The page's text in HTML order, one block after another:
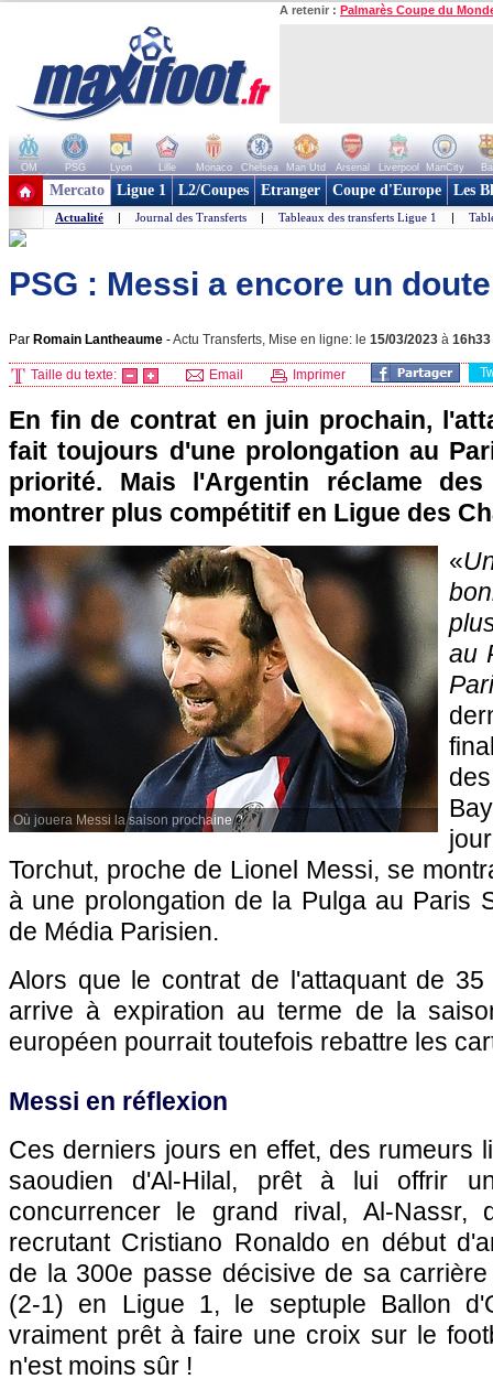
A retenir : Palmarès Coupe du
OM PSG Lyon Lille Monaco Chelsea Man Utd Arsenal Liverpool ManCity
+ de clubs
Mercato Ligue 1 L2/Coupes Etranger Coupe d'Europe Les
Actualité | Journal des Transferts | Tableaux des transferts Ligue 1 |
PSG : Messi a encore un
Par Romain Lantheaume -Actu Transferts, Mise en ligne: le 15/03/2023 à 16h33
Taille du texte: Email Imprimer
En fin de contrat en juin prochain,
fait toujours d'une prolongation au
priorité. Mais l'Argentin réclame
montrer plus compétitif en Ligue des
Où jouera Messi la saison prochaine ?
«
au
Torchut, proche de Lionel Messi, se
à une prolongation de la Pulga au Paris
de Média Parisien.
Alors que le contrat de l'attaquant de
arrive à expiration au terme de la
européen pourrait toutefois rebattre les
Messi en réflexion
Ces derniers jours en effet, des rumeurs
saoudien d'Al-Hilal, prêt à lui offrir
concurrencer le grand rival, Al-
recrutant Cristiano Ronaldo en début
de la 300e passe décisive de sa
(2-1) en Ligue 1, le septuple Ballon
vraiment prêt à faire une croix sur le
n'est moins sûr !